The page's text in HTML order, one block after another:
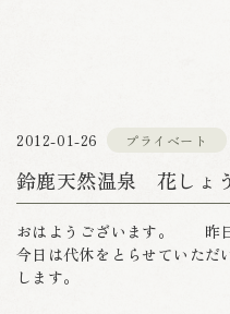
2012-01-26 プライベート
鈴鹿天然温泉 花しょ
おはようございます。 昨日
今日は代休をとらせていた
します。